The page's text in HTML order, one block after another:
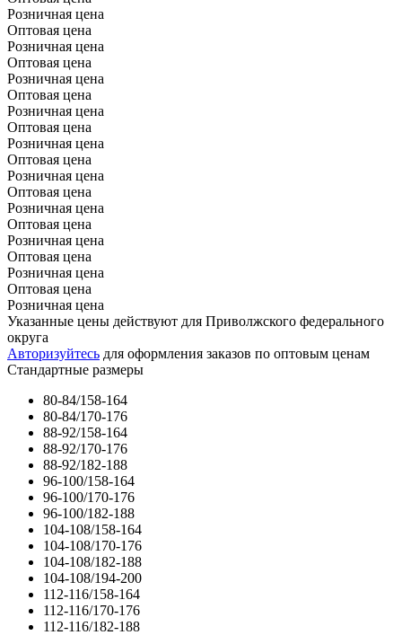
Розничная цена
Оптовая цена
Розничная цена
Оптовая цена
Розничная цена
Оптовая цена
Розничная цена
Оптовая цена
Розничная цена
Оптовая цена
Розничная цена
Оптовая цена
Розничная цена
Оптовая цена
Розничная цена
Оптовая цена
Розничная цена
Оптовая цена
Розничная цена
Указанные цены действуют для Приволжского федерального
округа
Авторизуйтесь для оформления заказов по оптовым ценам
Стандартные размеры
80-84/158-164
80-84/170-176
88-92/158-164
88-92/170-176
88-92/182-188
96-100/158-164
96-100/170-176
96-100/182-188
104-108/158-164
104-108/170-176
104-108/182-188
104-108/194-200
112-116/158-164
112-116/170-176
112-116/182-188